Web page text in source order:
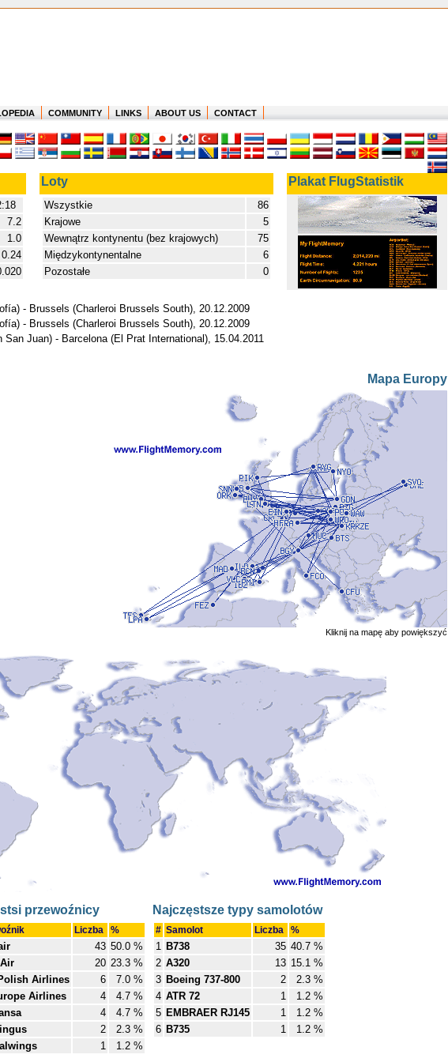
you flown?
in the air?
and see!
COMMUNITY LINKS ABOUT US CONTACT
Loty Plakat FlugStatistik
7.2
1.0
0.24
Wszystkie
86
Krajowe
5
Wewnątrz kontynentu (bez krajowych)
75
Międzykontynentalne
6
Pozostałe
0
- Brussels (Charleroi Brussels South), 20.12.2009
- Brussels (Charleroi Brussels South), 20.12.2009
Juan) - Barcelona (El Prat International), 15.04.2011
Mapa Europy
Kliknij na mapę aby powiększyć
przewoźnicy
Liczba %
43 50.0 %
20 23.3 %
Airlines 6
7.0 %
Airlines 4
4.7 %
4
4.7 %
2
2.3 %
1 1.2 %
Najczęstsze typy samolotów
# Samolot Liczba %
1 B738 35 40.7 %
2 A320 13 15.1 %
3 Boeing 737-800 2
2.3 %
4 ATR 72 1
1.2 %
5 EMBRAER RJ145 1
1.2 %
6 B735 1 1.2 %